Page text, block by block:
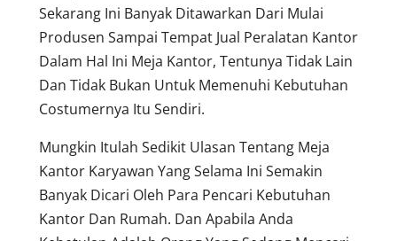
Sekarang Ini Banyak Ditawarkan Dari Mulai
Produsen Sampai Tempat Jual Peralatan Kantor
Dalam Hal Ini Meja Kantor, Tentunya Tidak Lain
Dan Tidak Bukan Untuk Memenuhi Kebutuhan
Costumernya Itu Sendiri.
Mungkin Itulah Sedikit Ulasan Tentang Meja
Kantor Karyawan Yang Selama Ini Semakin
Banyak Dicari Oleh Para Pencari Kebutuhan
Kantor Dan Rumah. Dan Apabila Anda